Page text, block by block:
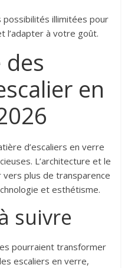
possibilités illimitées pour
l’adapter à votre goût.
des
en
d’escaliers en verre
L’architecture et le
plus de transparence
et esthétisme.
suivre
pourraient transformer
escaliers en verre,